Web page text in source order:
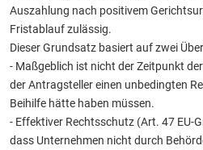
Auszahlung nach positivem
Fristablauf zulässig.
Dieser Grundsatz basiert auf zwei
- Maßgeblich ist nicht der Zeitpunkt
der Antragsteller einen unbedingten
Beihilfe hätte haben müssen.
- Effektiver Rechtsschutz (Art. 47 EU-
dass Unternehmen nicht durch